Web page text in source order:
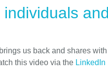
us back and shares
this video via the LinkedIn